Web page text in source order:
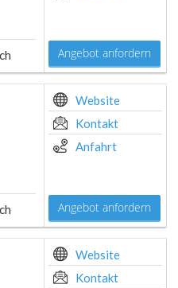
Angebot anfordern
Website
Kontakt
Anfahrt
Angebot anfordern
Website
Kontakt